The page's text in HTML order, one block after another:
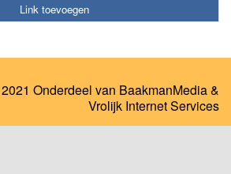
Link toevoegen
Onderdeel van BaakmanMedia&
Vrolijk Internet Services